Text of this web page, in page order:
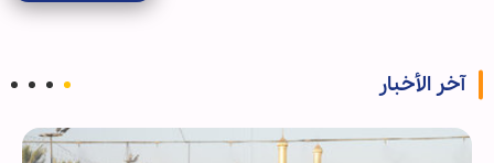
آخر الأخبار